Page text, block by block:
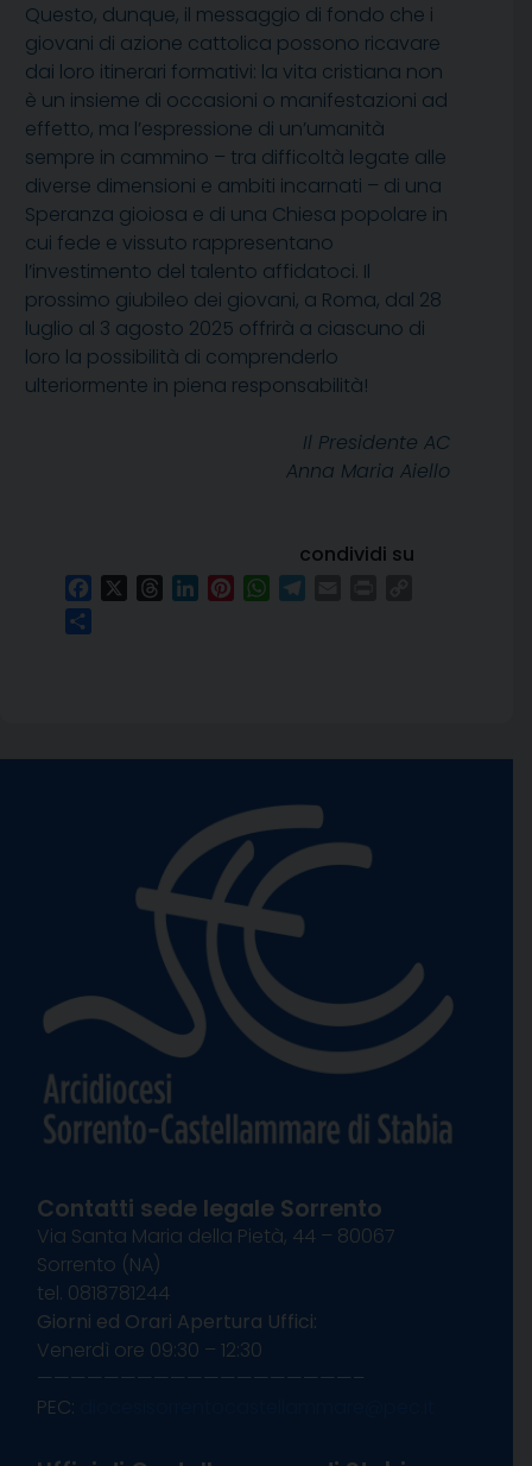
Questo, dunque, il messaggio di fondo che i
giovani di azione cattolica possono ricavare
dai loro itinerari formativi: la vita cristiana non
è un insieme di occasioni o manifestazioni ad
effetto, ma l’espressione di un’umanità
sempre in cammino – tra difficoltà legate alle
diverse dimensioni e ambiti incarnati – di una
Speranza gioiosa e di una Chiesa popolare in
cui fede e vissuto rappresentano
l’investimento del talento affidatoci. Il
prossimo giubileo dei giovani, a Roma, dal 28
luglio al 3 agosto 2025 offrirà a ciascuno di
loro la possibilità di comprenderlo
ulteriormente in piena responsabilità!
Il Presidente AC
Anna Maria Aiello
condividi su
FacebookThreadsLinkedInPinterestWhatsApp
Contatti sede legale Sorrento
Via Santa Maria della Pietà, 44 – 80067
Sorrento (NA)
tel. 0818781244
Giorni ed Orari Apertura Uffici:
Venerdì ore 09:30 – 12:30
———————————————————–
PEC: